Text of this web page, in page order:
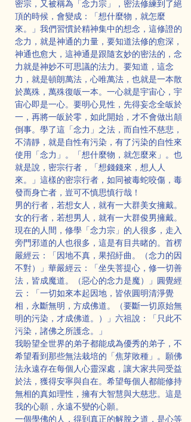
密宗，又被稱為「念力宗」，密法修練到了絕
頂的時候，會變成：「想什麼物，就怎麼
來。」我們習慣於精神集中的想念，這修證的
念力，就是神通的力量，要知道法修的愈深，
神通也愈大，這神通是跟隨玄妙的密法的，念
力就是神妙不可思議的法力。要知道，這念
力，就是頓朗萬法，心唯萬法，也就是一本散
於萬殊，萬殊復皈一本。一心就是宇宙心，宇
宙心即是一心。要明心見性，先得妄念全皈於
一，再將一皈於零，如此開始，才不會做出顛
倒事。學了這「念力」之法，而自性不慈悲，
不清靜，就是自性有污染，有了污染的自性來
使用「念力」。「想什麼物，就怎麼來」。也
就是說，密宗行者，「想錢錢來，想人人
來。」這樣的密宗行者，如同被毒蛇咬傷，毒
發而身亡者，豈可不慎思慎行哉！
男的行者，若想女人，就有一大群美女擁戴。
女的行者，若想男人，就有一大群俊男擁戴。
現在的人間，修學「念力宗」的人很多，走入
旁門邪道的人也很多，這是有目共睹的。首楞
嚴經云：「因地不真，果招紆曲。（念力的因
不對）」華嚴經云：「坐失菩提心，修一切善
法，皆成魔道。（惡心的念力是魔）」圓覺經
云：「一切如來本起因地，皆依圓明清淨覺
相，永斷無明，方成佛道。（要斷一切原始無
明的污染，才成佛道。）」六祖說：「只此不
污染，諸佛之所護念。」
我盼望全世界的弟子都能成為優秀的弟子，不
希望看到那些無法栽培的「焦芽敗種」。願佛
法永遠存在每個人心靈深處，讓大家共同受益
於法，獲得安寧與自在。希望每個人都能修持
無相的真如理性，擁有大智慧與大慈悲。這是
我的心願，永遠不變的心願。
一個學佛的人，得到真正的解脫之道，是心等